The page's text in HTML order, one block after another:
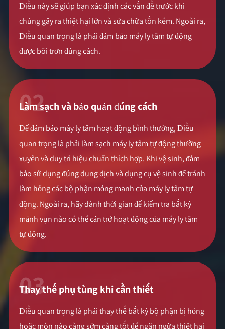
Điều này sẽ giúp bạn xác định các vấn đề trước khi
chúng gây ra thiệt hại lớn và sửa chữa tốn kém. Ngoài ra,
Điều quan trọng là phải đảm bảo máy ly tâm tự động
được bôi trơn đúng cách.
02
Làm sạch và bảo quản đúng cách
Để đảm bảo máy ly tâm hoạt động bình thường, Điều
quan trọng là phải làm sạch máy ly tâm tự động thường
xuyên và duy trì hiệu chuẩn thích hợp. Khi vệ sinh, đảm
bảo sử dụng đúng dung dịch và dụng cụ vệ sinh để tránh
làm hỏng các bộ phận mỏng manh của máy ly tâm tự
động. Ngoài ra, hãy dành thời gian để kiểm tra bất kỳ
mảnh vụn nào có thể cản trở hoạt động của máy ly tâm
tự động.
03
Thay thế phụ tùng khi cần thiết
Điều quan trọng là phải thay thế bất kỳ bộ phận bị hỏng
hoặc mòn nào càng sớm càng tốt để ngăn ngừa thiệt hại